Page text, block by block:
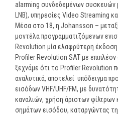
alarming συνδεδεμένων συσκευών
LNB), υπηρεσίες Video Streaming
Μέσα στο 18, η Johansson –
μοντέλα προγραμματιζόμενων
Revolution μία ελαφρύτερη
Profiler Revolution SAT με
ξεχνάμε ότι το Profiler Revolution
αναλυτικά, αποτελεί υπόδειγμα
εισόδων VHF/UHF/FM, με
καναλιών, χρήση άριστων
σημάτων εισόδου, καταργώντας